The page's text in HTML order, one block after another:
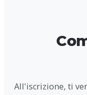
All'iscrizione, ti